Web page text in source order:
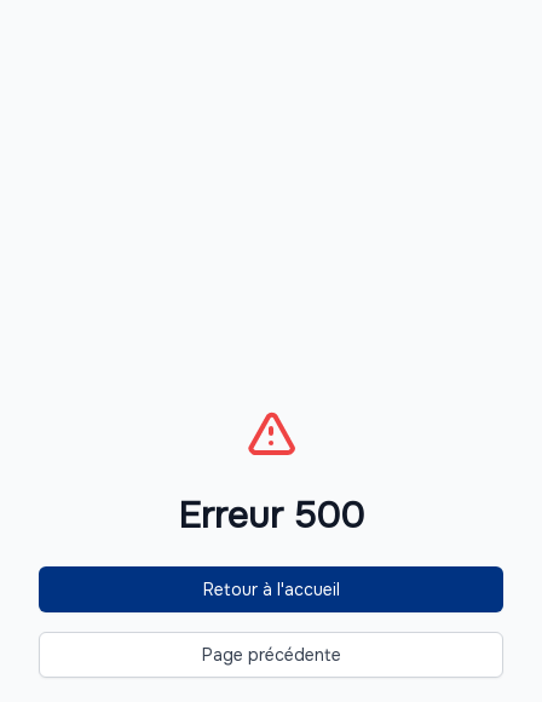
Erreur 500
Retour à l'accueil
Page précédente